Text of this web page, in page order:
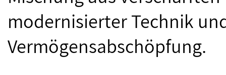
modernisierter Technik
Vermögensabschöpfung.